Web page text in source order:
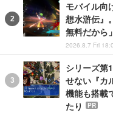
モバイル向
想水滸伝』
無料だから
2026.8.7 Fri
シリーズ第
せない『カ
機能も搭載
たり
PR